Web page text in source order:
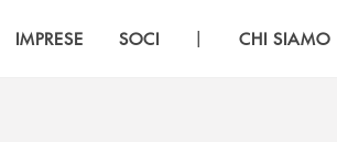
IMPRESE SOCI | CHI SIAMO